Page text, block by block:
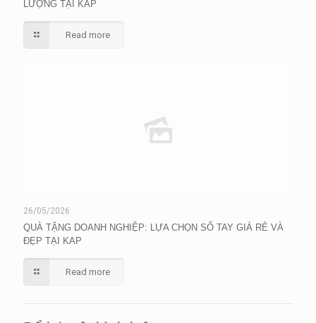
LƯỢNG TẠI KAP
Read more
26/05/2026
QUÀ TẶNG DOANH NGHIỆP: LỰA CHỌN SỔ TAY GIÁ RẺ VÀ
ĐẸP TẠI KAP
Read more